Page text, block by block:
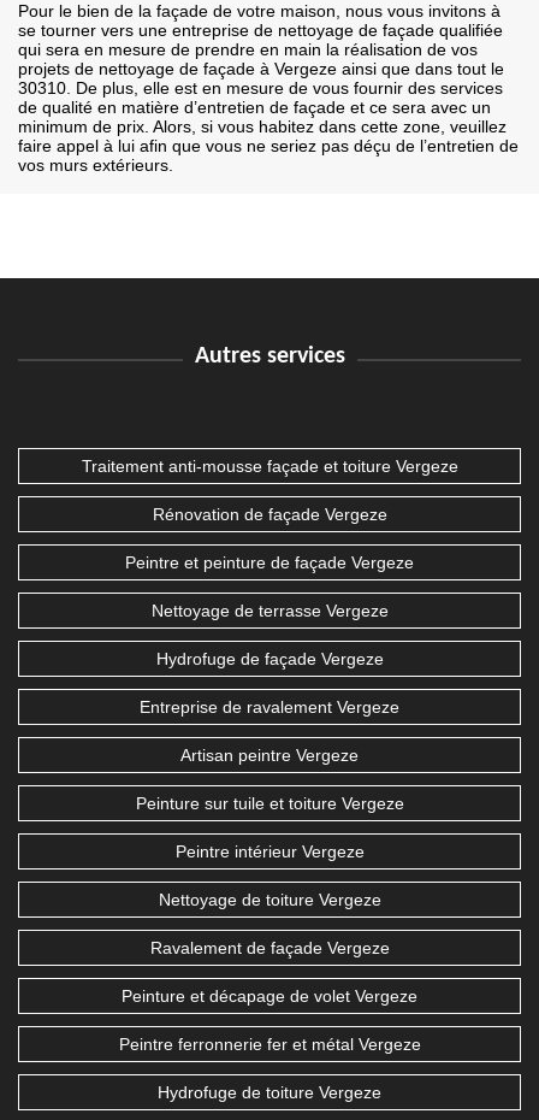
Pour le bien de la façade de votre maison, nous vous invitons à
se tourner vers une entreprise de nettoyage de façade qualifiée
qui sera en mesure de prendre en main la réalisation de vos
projets de nettoyage de façade à Vergeze ainsi que dans tout le
30310. De plus, elle est en mesure de vous fournir des services
de qualité en matière d’entretien de façade et ce sera avec un
minimum de prix. Alors, si vous habitez dans cette zone, veuillez
faire appel à lui afin que vous ne seriez pas déçu de l’entretien de
vos murs extérieurs.
Autres services
Traitement anti-mousse façade et toiture Vergeze
Rénovation de façade Vergeze
Peintre et peinture de façade Vergeze
Nettoyage de terrasse Vergeze
Hydrofuge de façade Vergeze
Entreprise de ravalement Vergeze
Artisan peintre Vergeze
Peinture sur tuile et toiture Vergeze
Peintre intérieur Vergeze
Nettoyage de toiture Vergeze
Ravalement de façade Vergeze
Peinture et décapage de volet Vergeze
Peintre ferronnerie fer et métal Vergeze
Hydrofuge de toiture Vergeze